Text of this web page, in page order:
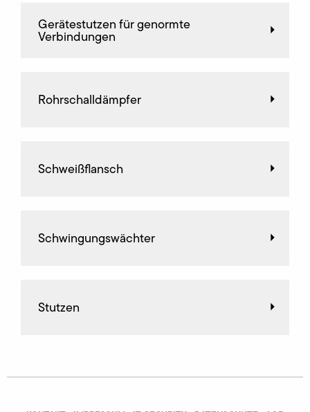
Gerätestutzen für genormte
Verbindungen
Rohrschalldämpfer
Schweißflansch
Schwingungswächter
Stutzen